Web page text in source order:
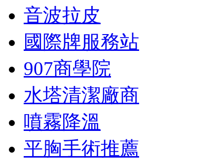
音波拉皮
國際牌服務站
907商學院
水塔清潔廠商
噴霧降溫
平胸手術推薦